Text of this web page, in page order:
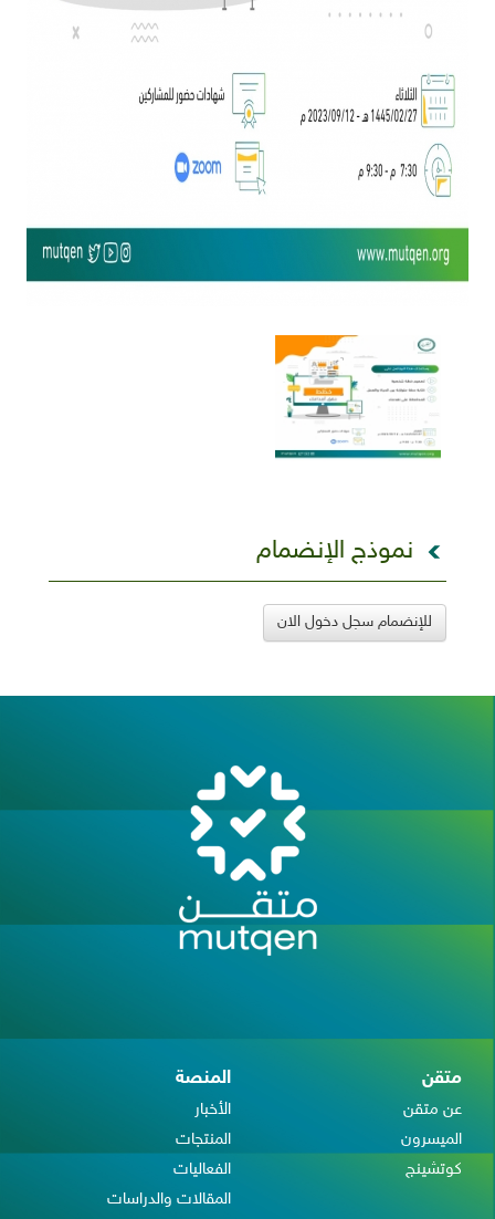
نموذج الإنضمام
للإنضمام سجل دخول الان
متقن
عن متقن
الميسرون
كوتشينج
المنصة
الأخبار
المنتجات
الفعاليات
المقالات والدراسات